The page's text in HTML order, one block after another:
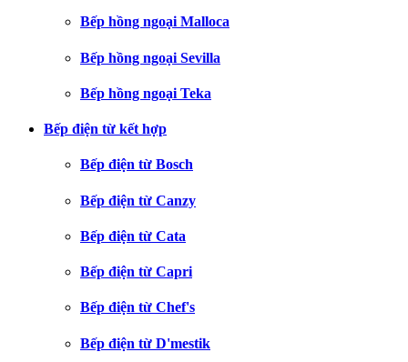
Bếp hồng ngoại Malloca
Bếp hồng ngoại Sevilla
Bếp hồng ngoại Teka
Bếp điện từ kết hợp
Bếp điện từ Bosch
Bếp điện từ Canzy
Bếp điện từ Cata
Bếp điện từ Capri
Bếp điện từ Chef's
Bếp điện từ D'mestik